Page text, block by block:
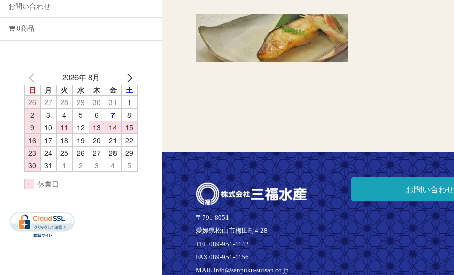
お問い合わせ
0商品
2026年 8月
日 月 火 水 木 金 土
26 27 28 29 30 31
1
2
3 4 5 6 7
8
9
10 11 12 13 14
15
16
17 18 19 20 21
22
23
24 25 26 27 28
29
30
31 1 2 3 4 5
休業日
〒791-8051
愛媛県松山市梅田町4-28
TEL 089-951-4142
FAX 089-951-4156
MAIL info@sanpuku-suisan.co.jp
お問い合わせ